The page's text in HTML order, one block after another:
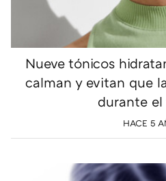
Nueve tónicos
calman y evitan que
durante el
HACE 5